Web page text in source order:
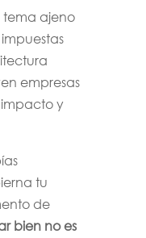
tema ajeno
empresas
y
tu
de
bien no es